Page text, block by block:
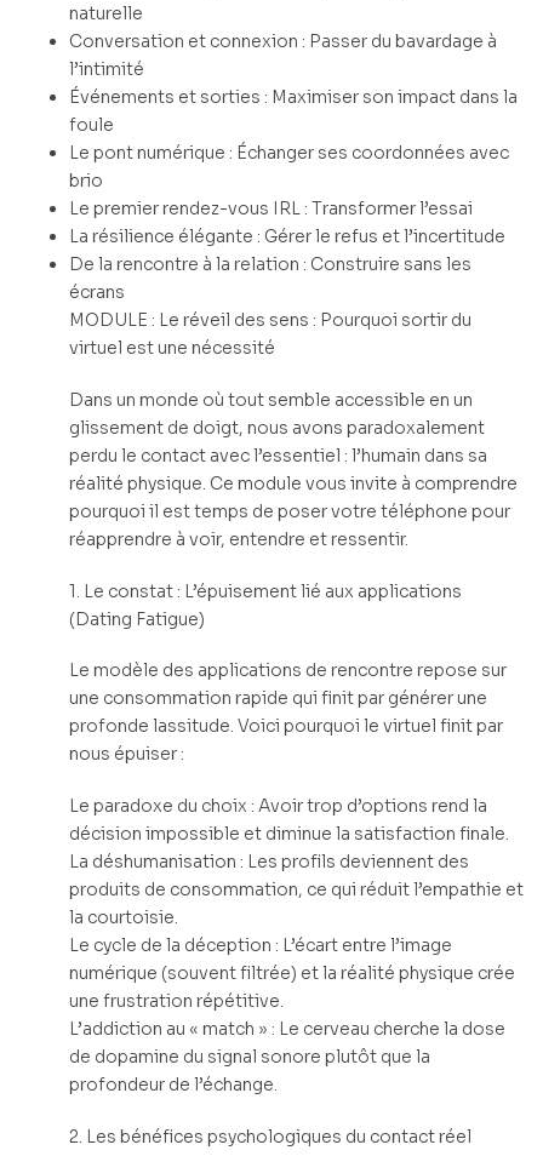
naturelle
Conversation et connexion : Passer du bavardage à
l’intimité
Événements et sorties : Maximiser son impact dans la
foule
Le pont numérique : Échanger ses coordonnées avec
brio
Le premier rendez-vous IRL : Transformer l’essai
La résilience élégante : Gérer le refus et l’incertitude
De la rencontre à la relation : Construire sans les
écrans
MODULE : Le réveil des sens : Pourquoi sortir du
virtuel est une nécessité
Dans un monde où tout semble accessible en un
glissement de doigt, nous avons paradoxalement
perdu le contact avec l’essentiel : l’humain dans sa
réalité physique. Ce module vous invite à comprendre
pourquoi il est temps de poser votre téléphone pour
réapprendre à voir, entendre et ressentir.
1. Le constat : L’épuisement lié aux applications
(Dating Fatigue)
Le modèle des applications de rencontre repose sur
une consommation rapide qui finit par générer une
profonde lassitude. Voici pourquoi le virtuel finit par
nous épuiser :
Le paradoxe du choix : Avoir trop d’options rend la
décision impossible et diminue la satisfaction finale.
La déshumanisation : Les profils deviennent des
produits de consommation, ce qui réduit l’empathie et
la courtoisie.
Le cycle de la déception : L’écart entre l’image
numérique (souvent filtrée) et la réalité physique crée
une frustration répétitive.
L’addiction au « match » : Le cerveau cherche la dose
de dopamine du signal sonore plutôt que la
profondeur de l’échange.
2. Les bénéfices psychologiques du contact réel